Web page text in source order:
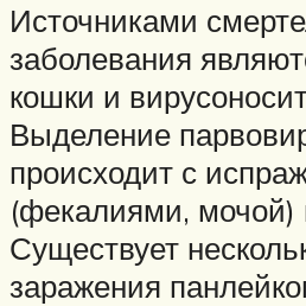
Источниками
заболевания
кошки и
Выделение
происходит с
(фекалиями, мочой)
Существует
заражения